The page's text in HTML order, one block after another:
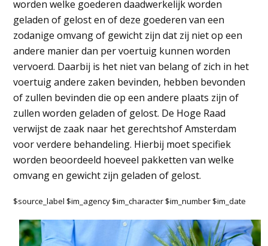
worden welke goederen daadwerkelijk worden
geladen of gelost en of deze goederen van een
zodanige omvang of gewicht zijn dat zij niet op een
andere manier dan per voertuig kunnen worden
vervoerd. Daarbij is het niet van belang of zich in het
voertuig andere zaken bevinden, hebben bevonden
of zullen bevinden die op een andere plaats zijn of
zullen worden geladen of gelost. De Hoge Raad
verwijst de zaak naar het gerechtshof Amsterdam
voor verdere behandeling. Hierbij moet specifiek
worden beoordeeld hoeveel pakketten van welke
omvang en gewicht zijn geladen of gelost.
$source_label $im_agency $im_character $im_number $im_date